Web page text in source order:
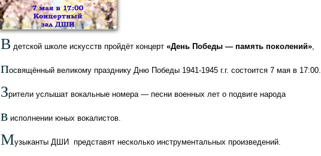
В детской школе искусств пройдёт концерт «День Победы — память поколений»,
посвящённый великому празднику Дню Победы 1941-1945 г.г. состоится 7 мая в 17:00.
Зрители услышат вокальные номера— песни военных лет о подвиге народа
в исполнении юных вокалистов.
Музыканты ДШИ представят несколько инструментальных произведений.